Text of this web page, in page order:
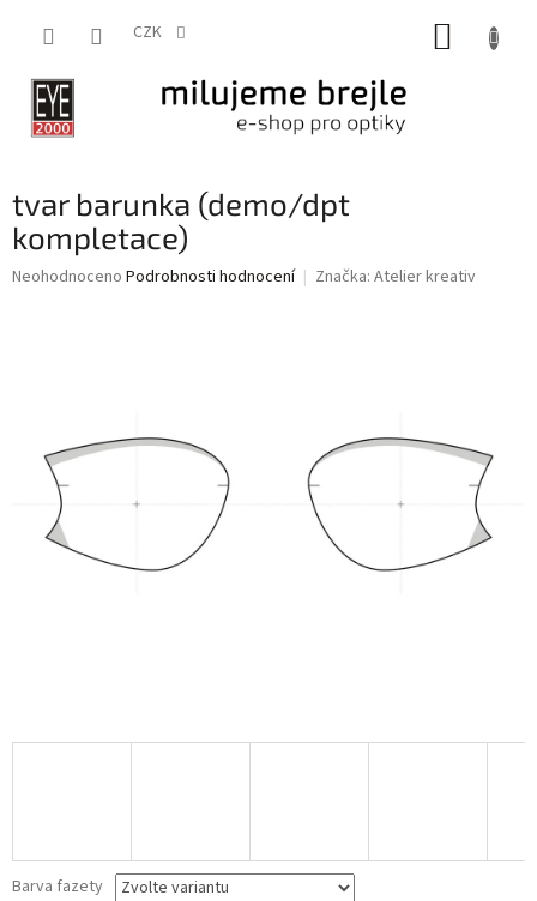
CZK
tvar barunka (demo/dpt
kompletace)
Průměrné
Neohodnoceno Podrobnosti hodnocení Značka: Atelier kreativ
Barva fazety